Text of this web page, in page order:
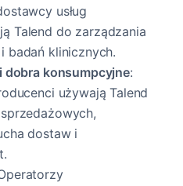
usług
Talend do zarządzania
badań klinicznych.
dobra konsumpcyjne:
używają Talend
dostaw i